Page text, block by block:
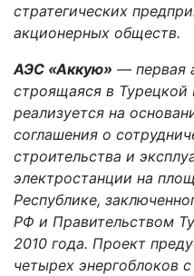
стратегических
акционерных обществ.
АЭС «Аккую» — первая
строящаяся в Турецкой
реализуется на
соглашения о
строительства и
электростанции на
Республике,
РФ и Правительством
2010 года. Проект
четырех энергоблоков